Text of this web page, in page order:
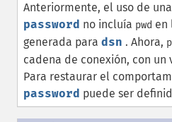
Anteriormente, el uso de
password no incluía pwd en
generada para dsn . Ahora,
cadena de conexión, con un
Para restaurar el
password puede ser